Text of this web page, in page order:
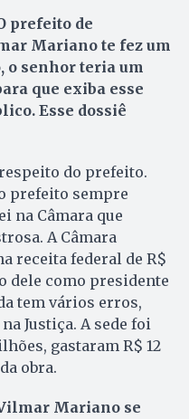
prefeito de
Mariano te fez um
o senhor teria um
que exiba esse
Esse dossiê
do prefeito.
prefeito sempre
na Câmara que
A Câmara
receita federal de R$
dele como presidente
tem vários erros,
Justiça. A sede foi
gastaram R$ 12
obra.
Mariano se